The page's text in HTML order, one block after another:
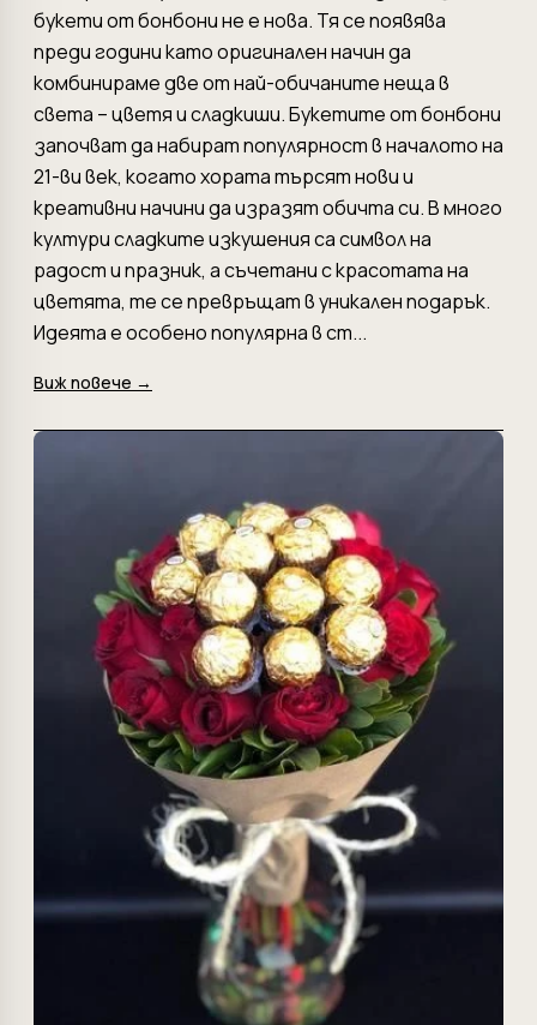
букети от бонбони не е нова. Тя се появява
преди години като оригинален начин да
комбинираме две от най-обичаните неща в
света – цветя и сладкиши. Букетите от бонбони
започват да набират популярност в началото на
21-ви век, когато хората търсят нови и
креативни начини да изразят обичта си. В много
култури сладките изкушения са символ на
радост и празник, а съчетани с красотата на
цветята, те се превръщат в уникален подарък.
Идеята е особено популярна в ст...
Виж повече →